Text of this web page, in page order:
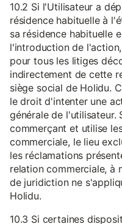
10.2 Si l'Utilisateur a
résidence habituelle à
sa résidence habituelle
l'introduction de
pour tous les litiges
indirectement de cette
siège social de Holidu.
le droit d'intenter une
générale de l'utilisateur.
commerçant et utilise
commerciale, le lieu
les réclamations
relation commerciale, à
de juridiction ne
Holidu.
10.3 Si certaines